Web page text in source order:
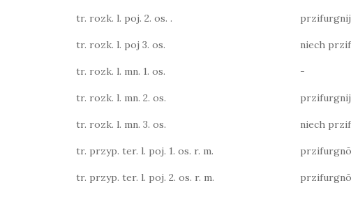
tr. rozk. l. poj. 2. os. . przifurgnij
tr. rozk. l. poj 3. os. niech
tr. rozk. l. mn. 1. os. -
tr. rozk. l. mn. 2. os.
tr. rozk. l. mn. 3. os. niech
tr. przyp. ter. l. poj. 1. os. r. m.
tr. przyp. ter. l. poj. 2. os. r. m.